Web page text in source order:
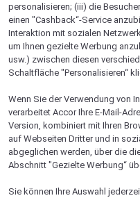
personalisieren; (iii) die
einen "Cashback“-Service
Interaktion mit sozialen
um Ihnen gezielte Werbung
usw.) zwischen diesen
Schaltfläche "Personalisieren“
Wenn Sie der Verwendung von
verarbeitet Accor Ihre E-Mail-
Version, kombiniert mit Ihren
auf Webseiten Dritter und in
abgeglichen werden, über die
Abschnitt "Gezielte Werbung“
Sie können Ihre Auswahl